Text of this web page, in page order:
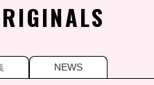
NEWS